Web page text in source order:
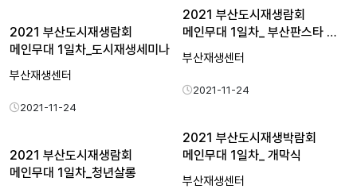
2021 부산도시재생람회
메인무대 1일차_ 부산판스타 …
부산재생센터
2021-11-24
2021 부산도시재생람회
메인무대 1일차_도시재생세미나
부산재생센터
2021-11-24
2021 부산도시재생박람회
메인무대 1일차_ 개막식
부산재생센터
2021 부산도시재생람회
메인무대 1일차_청년살롱